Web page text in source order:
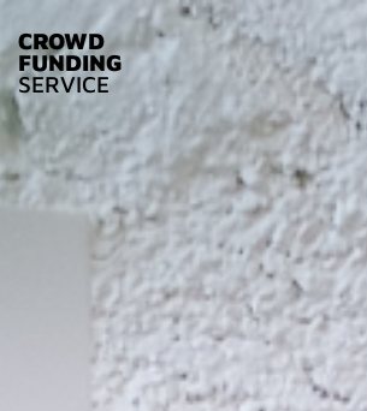
CROWD
FUNDING
SERVICE